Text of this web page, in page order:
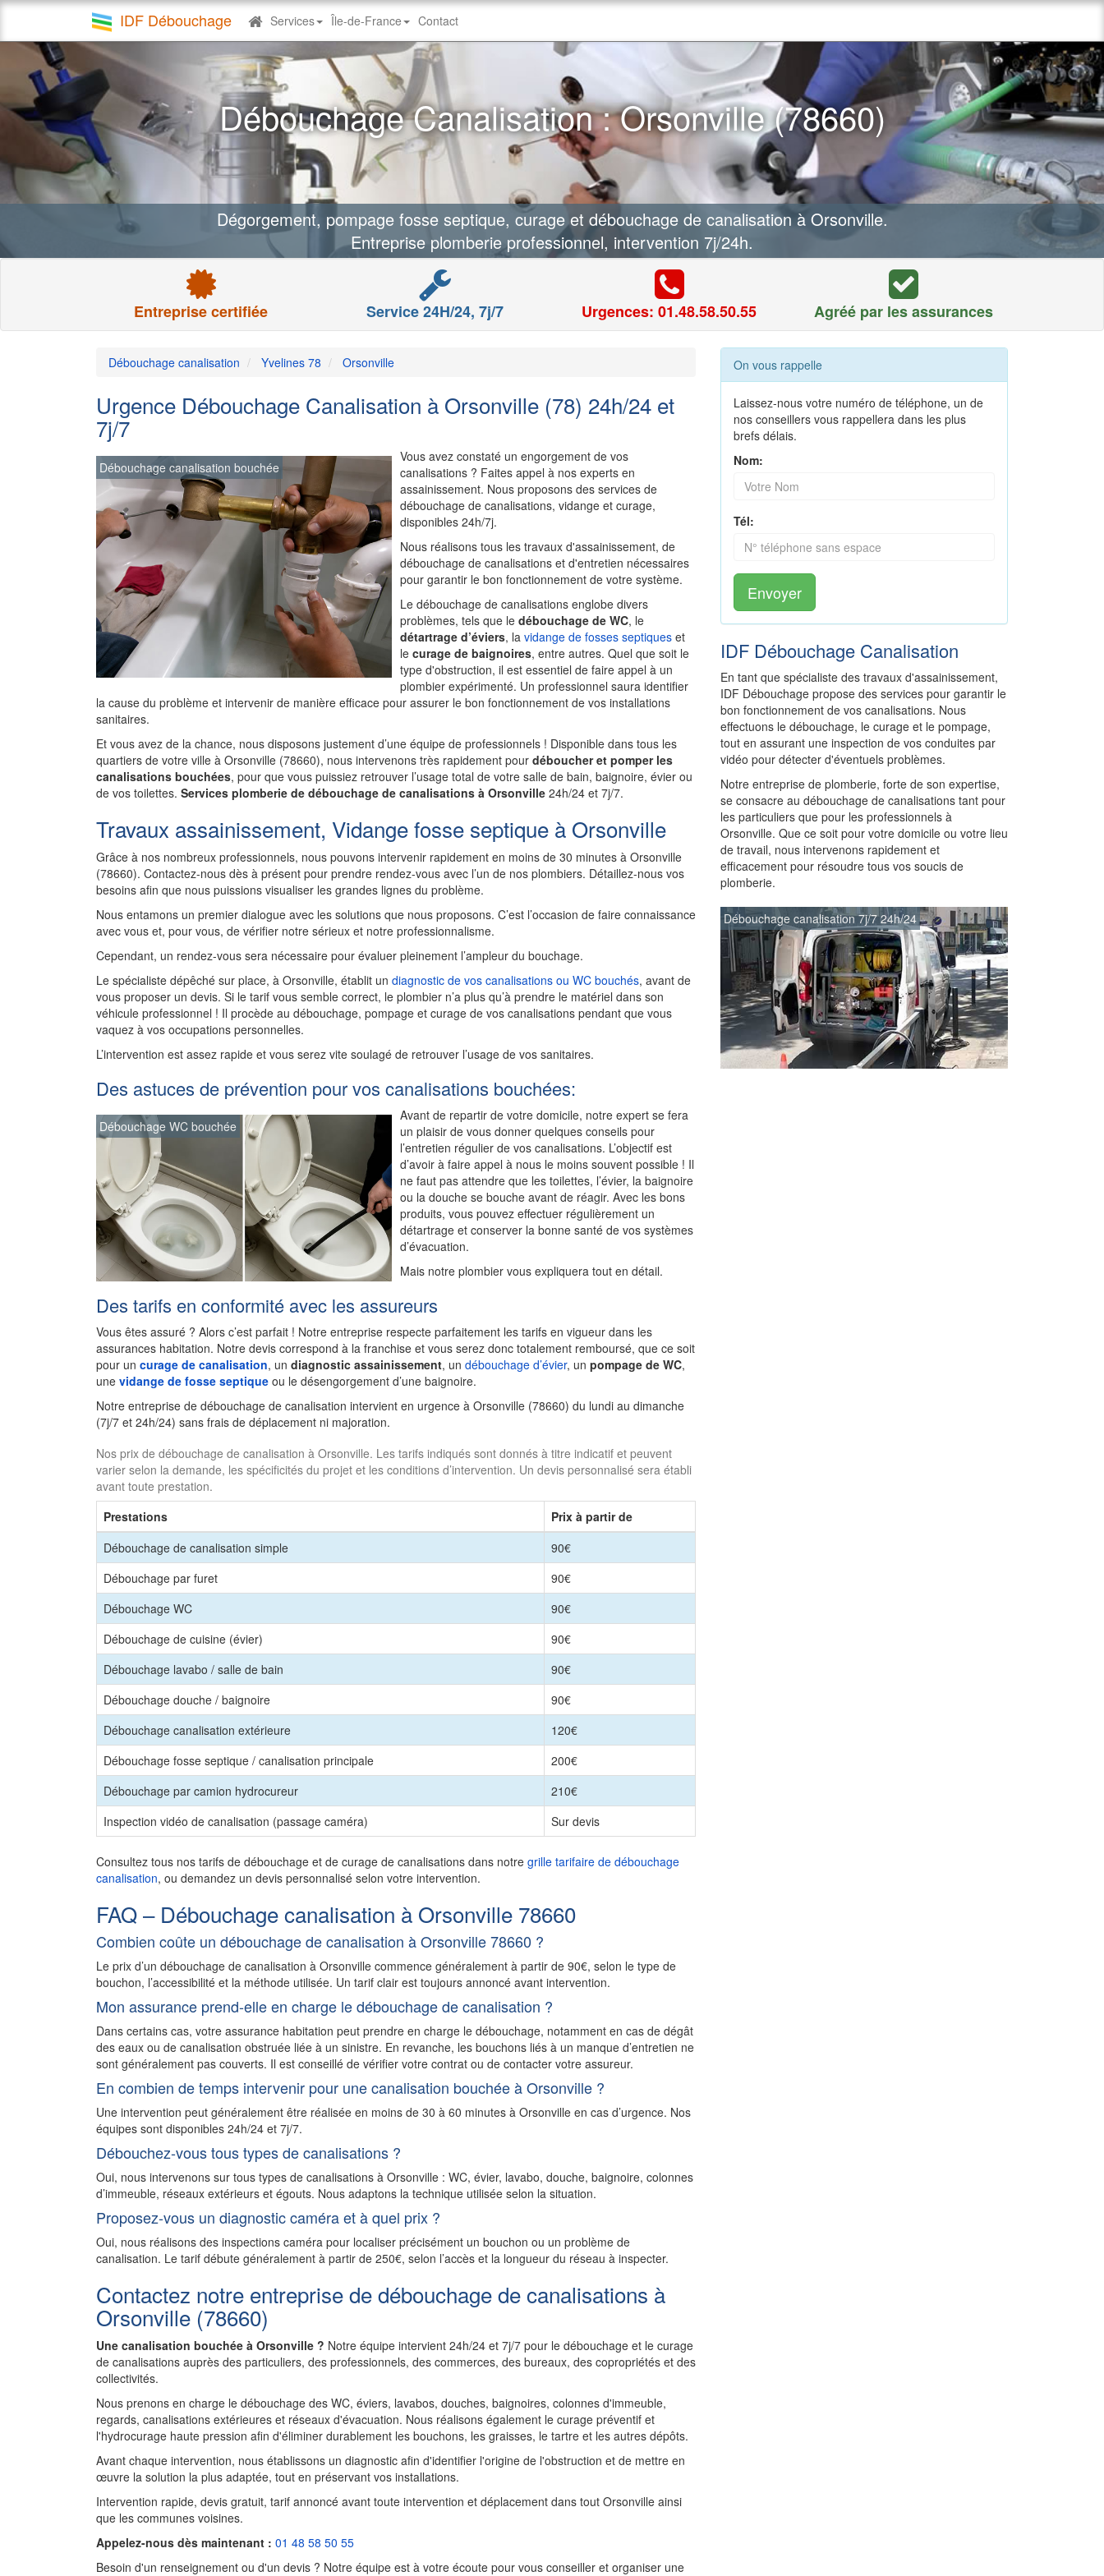
IDF Débouchage Debouchage
Services Île-de-France Contact
Débouchage Canalisation : Orsonville (78660)
Dégorgement, pompage fosse septique, curage et débouchage de canalisation à Orsonville.
Entreprise plomberie professionnel, intervention 7j/24h.
Entreprise certifiée Service 24H/24, 7j/7 Urgences: 01.48.58.50.55 Agréé par les assurances
Débouchage canalisation Yvelines 78 Orsonville
Urgence Débouchage Canalisation à Orsonville (78) 24h/24 et
7j/7
Débouchage canalisation bouchée
Vous avez constaté un engorgement de vos
canalisations ? Faites appel à nos experts en
assainissement. Nous proposons des services de
débouchage de canalisations, vidange et curage,
disponibles 24h/7j.
Nous réalisons tous les travaux d'assainissement, de
débouchage de canalisations et d'entretien nécessaires
pour garantir le bon fonctionnement de votre système.
Le débouchage de canalisations englobe divers
problèmes, tels que le débouchage de WC, le
détartrage d’éviers, la vidange de fosses septiques et
le curage de baignoires, entre autres. Quel que soit le
type d'obstruction, il est essentiel de faire appel à un
plombier expérimenté. Un professionnel saura identifier
la cause du problème et intervenir de manière efficace pour assurer le bon fonctionnement de vos installations
sanitaires.
Et vous avez de la chance, nous disposons justement d’une équipe de professionnels ! Disponible dans tous les
quartiers de votre ville à Orsonville (78660), nous intervenons très rapidement pour déboucher et pomper les
canalisations bouchées, pour que vous puissiez retrouver l’usage total de votre salle de bain, baignoire, évier ou
de vos toilettes. Services plomberie de débouchage de canalisations à Orsonville 24h/24 et 7j/7.
Travaux assainissement, Vidange fosse septique à Orsonville
Grâce à nos nombreux professionnels, nous pouvons intervenir rapidement en moins de 30 minutes à Orsonville
(78660). Contactez-nous dès à présent pour prendre rendez-vous avec l’un de nos plombiers. Détaillez-nous vos
besoins afin que nous puissions visualiser les grandes lignes du problème.
Nous entamons un premier dialogue avec les solutions que nous proposons. C’est l’occasion de faire connaissance
avec vous et, pour vous, de vérifier notre sérieux et notre professionnalisme.
Cependant, un rendez-vous sera nécessaire pour évaluer pleinement l’ampleur du bouchage.
Le spécialiste dépêché sur place, à Orsonville, établit un diagnostic de vos canalisations ou WC bouchés, avant de
vous proposer un devis. Si le tarif vous semble correct, le plombier n’a plus qu’à prendre le matériel dans son
véhicule professionnel ! Il procède au débouchage, pompage et curage de vos canalisations pendant que vous
vaquez à vos occupations personnelles.
L’intervention est assez rapide et vous serez vite soulagé de retrouver l’usage de vos sanitaires.
Des astuces de prévention pour vos canalisations bouchées:
Débouchage WC bouchée
Avant de repartir de votre domicile, notre expert se fera
un plaisir de vous donner quelques conseils pour
l’entretien régulier de vos canalisations. L’objectif est
d’avoir à faire appel à nous le moins souvent possible ! Il
ne faut pas attendre que les toilettes, l’évier, la baignoire
ou la douche se bouche avant de réagir. Avec les bons
produits, vous pouvez effectuer régulièrement un
détartrage et conserver la bonne santé de vos systèmes
d’évacuation.
Mais notre plombier vous expliquera tout en détail.
Des tarifs en conformité avec les assureurs
Vous êtes assuré ? Alors c’est parfait ! Notre entreprise respecte parfaitement les tarifs en vigueur dans les
assurances habitation. Notre devis correspond à la franchise et vous serez donc totalement remboursé, que ce soit
pour un curage de canalisation, un diagnostic assainissement, un débouchage d’évier, un pompage de WC,
une vidange de fosse septique ou le désengorgement d’une baignoire.
Notre entreprise de débouchage de canalisation intervient en urgence à Orsonville (78660) du lundi au dimanche
(7j/7 et 24h/24) sans frais de déplacement ni majoration.
Nos prix de débouchage de canalisation à Orsonville. Les tarifs indiqués sont donnés à titre indicatif et peuvent
varier selon la demande, les spécificités du projet et les conditions d’intervention. Un devis personnalisé sera établi
avant toute prestation.
Prestations
Prix à partir de
Débouchage de canalisation simple
90€
Débouchage par furet
90€
Débouchage WC
90€
Débouchage de cuisine (évier)
90€
Débouchage lavabo / salle de bain
90€
Débouchage douche / baignoire
90€
Débouchage canalisation extérieure
120€
Débouchage fosse septique / canalisation principale
200€
Débouchage par camion hydrocureur
210€
Inspection vidéo de canalisation (passage caméra)
Sur devis
Consultez tous nos tarifs de débouchage et de curage de canalisations dans notre grille tarifaire de débouchage
canalisation, ou demandez un devis personnalisé selon votre intervention.
FAQ – Débouchage canalisation à Orsonville 78660
Combien coûte un débouchage de canalisation à Orsonville 78660 ?
Le prix d’un débouchage de canalisation à Orsonville commence généralement à partir de 90€, selon le type de
bouchon, l’accessibilité et la méthode utilisée. Un tarif clair est toujours annoncé avant intervention.
Mon assurance prend-elle en charge le débouchage de canalisation ?
Dans certains cas, votre assurance habitation peut prendre en charge le débouchage, notamment en cas de dégât
des eaux ou de canalisation obstruée liée à un sinistre. En revanche, les bouchons liés à un manque d’entretien ne
sont généralement pas couverts. Il est conseillé de vérifier votre contrat ou de contacter votre assureur.
En combien de temps intervenir pour une canalisation bouchée à Orsonville ?
Une intervention peut généralement être réalisée en moins de 30 à 60 minutes à Orsonville en cas d’urgence. Nos
équipes sont disponibles 24h/24 et 7j/7.
Débouchez-vous tous types de canalisations ?
Oui, nous intervenons sur tous types de canalisations à Orsonville : WC, évier, lavabo, douche, baignoire, colonnes
d’immeuble, réseaux extérieurs et égouts. Nous adaptons la technique utilisée selon la situation.
Proposez-vous un diagnostic caméra et à quel prix ?
Oui, nous réalisons des inspections caméra pour localiser précisément un bouchon ou un problème de
canalisation. Le tarif débute généralement à partir de 250€, selon l’accès et la longueur du réseau à inspecter.
Contactez notre entreprise de débouchage de canalisations à
Orsonville (78660)
Une canalisation bouchée à Orsonville ? Notre équipe intervient 24h/24 et 7j/7 pour le débouchage et le curage
de canalisations auprès des particuliers, des professionnels, des commerces, des bureaux, des copropriétés et des
collectivités.
Nous prenons en charge le débouchage des WC, éviers, lavabos, douches, baignoires, colonnes d'immeuble,
regards, canalisations extérieures et réseaux d'évacuation. Nous réalisons également le curage préventif et
l'hydrocurage haute pression afin d'éliminer durablement les bouchons, les graisses, le tartre et les autres dépôts.
Avant chaque intervention, nous établissons un diagnostic afin d'identifier l'origine de l'obstruction et de mettre en
œuvre la solution la plus adaptée, tout en préservant vos installations.
Intervention rapide, devis gratuit, tarif annoncé avant toute intervention et déplacement dans tout Orsonville ainsi
que les communes voisines.
Appelez-nous dès maintenant : 01 48 58 50 55
Besoin d'un renseignement ou d'un devis ? Notre équipe est à votre écoute pour vous conseiller et organiser une
On vous rappelle
Laissez-nous votre numéro de téléphone, un de
nos conseillers vous rappellera dans les plus
brefs délais.
Nom:
Tél:
Envoyer
IDF Débouchage Canalisation
En tant que spécialiste des travaux d'assainissement,
IDF Débouchage propose des services pour garantir le
bon fonctionnement de vos canalisations. Nous
effectuons le débouchage, le curage et le pompage,
tout en assurant une inspection de vos conduites par
vidéo pour détecter d'éventuels problèmes.
Notre entreprise de plomberie, forte de son expertise,
se consacre au débouchage de canalisations tant pour
les particuliers que pour les professionnels à
Orsonville. Que ce soit pour votre domicile ou votre lieu
de travail, nous intervenons rapidement et
efficacement pour résoudre tous vos soucis de
plomberie.
Débouchage canalisation 7j/7 24h/24